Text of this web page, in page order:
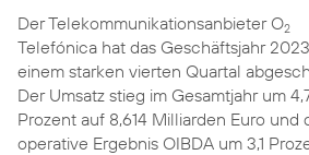
Der Telekommunikationsanbieter O2
Telefónica hat das Geschäftsjahr
einem starken vierten Quartal
Der Umsatz stieg im Gesamtjahr um
Prozent auf 8,614 Milliarden Euro und
operative Ergebnis OIBDA um 3,1